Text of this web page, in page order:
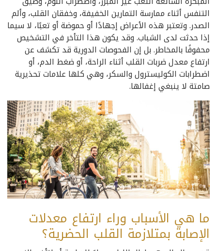
التنفس أثناء ممارسة التمارين الخفيفة، وخفقان القلب، وألم
الصدر. وتعتبر هذه الأعراض إجهادًا أو حموضة أو تعبًا، لا سيما
إذا حدثت لدى الشباب. وقد يكون هذا التأخر في التشخيص
محفوفًا بالمخاطر. بل إن الفحوصات الدورية قد تكشف عن
ارتفاع معدل ضربات القلب أثناء الراحة، أو ضغط الدم، أو
اضطرابات الكوليسترول والسكر، وهي كلها علامات تحذيرية
صامتة لا ينبغي إغفالها.
ما هي الأسباب وراء ارتفاع معدلات
الإصابة بمتلازمة القلب الحضرية؟